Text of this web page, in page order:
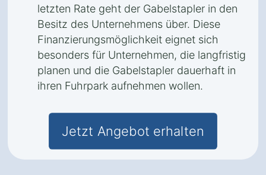
letzten Rate geht der Gabelstapler in den
Besitz des Unternehmens über. Diese
Finanzierungsmöglichkeit eignet sich
besonders für Unternehmen, die langfristig
planen und die Gabelstapler dauerhaft in
ihren Fuhrpark aufnehmen wollen.
Jetzt Angebot erhalten